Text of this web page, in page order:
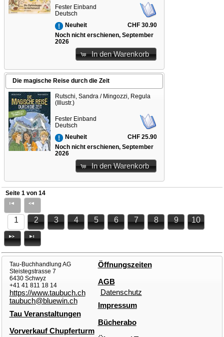
Fester Einband
Deutsch
Neuheit
CHF 30.90
Noch nicht erschienen, September
2026
In den Warenkorb
Die magische Reise durch die Zeit
Rutschi, Sandra / Mingozzi, Regula
(Illustr.)
Fester Einband
Deutsch
Neuheit
CHF 25.90
Noch nicht erschienen, September
2026
In den Warenkorb
Seite 1 von 14
1 2 3 4 5 6 7 8 9 10
Tau-Buchhandlung AG
Steistegstrasse 7
6430 Schwyz
+41 41 811 18 14
https://www.taubuch.ch
taubuch@bluewin.ch
Öffnungszeiten
AGB
Datenschutz
Impressum
Tau Veranstaltungen
Bücherabo
Vorverkauf Chupferturm